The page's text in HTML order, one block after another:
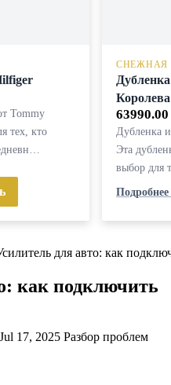
Tommy
тех, кто
СНЕЖНАЯ
Королева
Дубленка
Эта
выбор для
Подробнее
для авто: как
как подключить
Jul 17, 2025 Разбор проблем